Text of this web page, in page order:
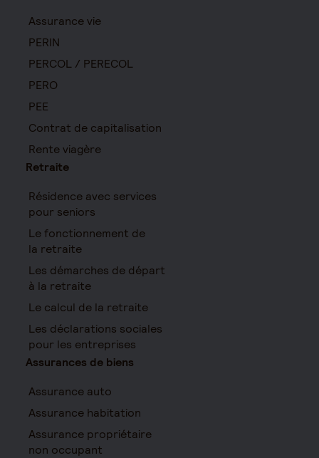
Assurance vie
PERIN
PERCOL / PERECOL
PERO
PEE
Contrat de capitalisation
Rente viagère
Retraite
Résidence avec services
pour seniors
Le fonctionnement de
la retraite
Les démarches de départ
à la retraite
Le calcul de la retraite
Les déclarations sociales
pour les entreprises
Assurances de biens
Assurance auto
Assurance habitation
Assurance propriétaire
non occupant